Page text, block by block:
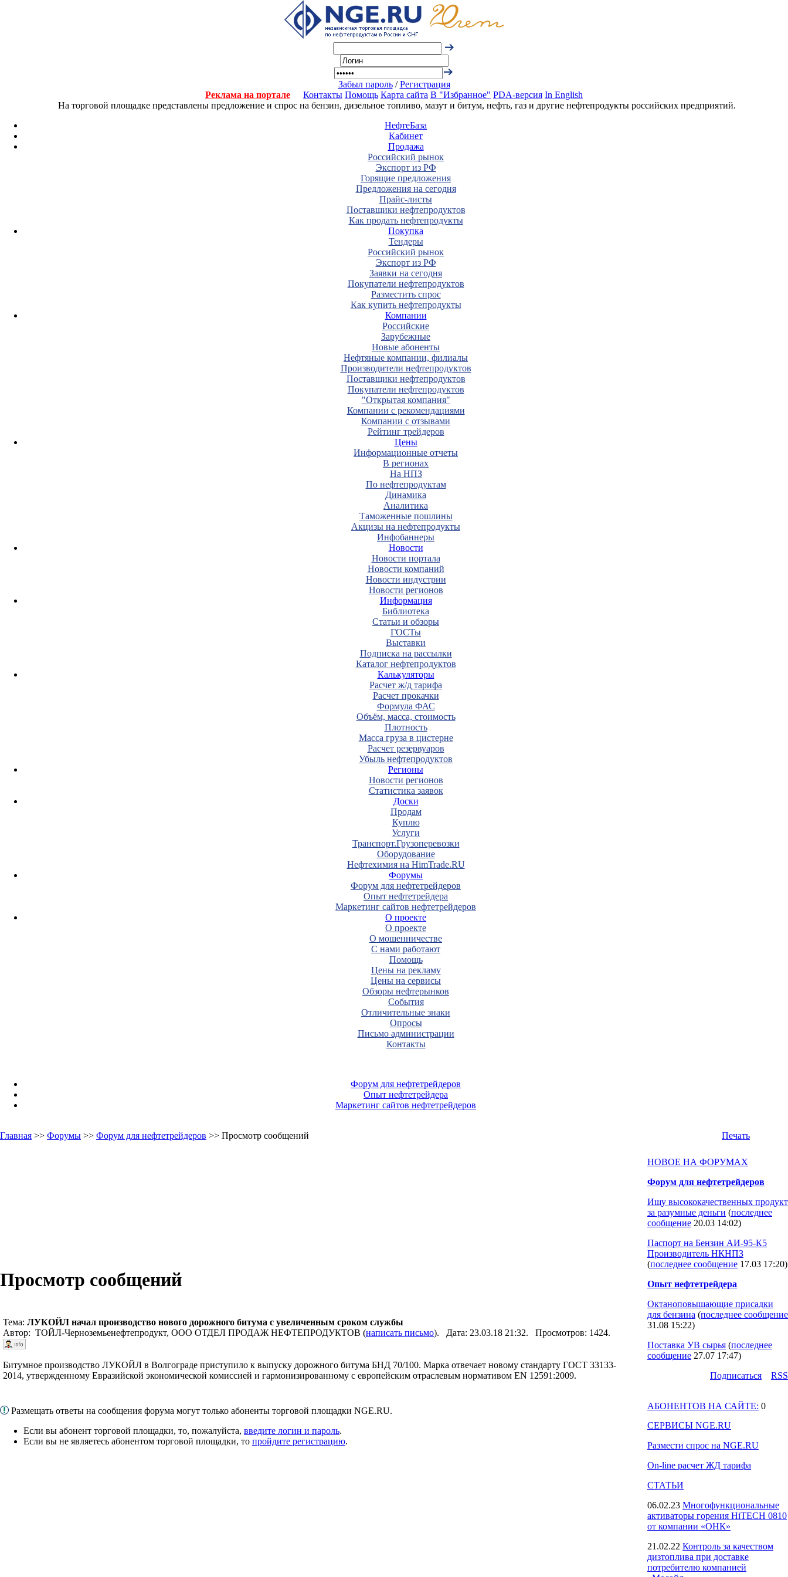
Забыл пароль/Регистрация
Реклама на портале
Контакты Помощь Карта сайта В "Избранное" PDA-версия In English
На торговой площадке представлены предложение и спрос на бензин, дизельное топливо, мазут и битум, нефть, газ и другие нефтепродукты российских предприятий.
НефтеБаза
Кабинет
Продажа
Российский рынок
Экспорт из РФ
Горящие предложения
Предложения на сегодня
Прайс-листы
Поставщики нефтепродуктов
Как продать нефтепродукты
Покупка
Тендеры
Российский рынок
Экспорт из РФ
Заявки на сегодня
Покупатели нефтепродуктов
Разместить спрос
Как купить нефтепродукты
Компании
Российские
Зарубежные
Новые абоненты
Нефтяные компании, филиалы
Производители нефтепродуктов
Поставщики нефтепродуктов
Покупатели нефтепродуктов
"Открытая компания"
Компании с рекомендациями
Компании с отзывами
Рейтинг трейдеров
Цены
Информационные отчеты
В регионах
На НПЗ
По нефтепродуктам
Динамика
Аналитика
Таможенные пошлины
Акцизы на нефтепродукты
Инфобаннеры
Новости
Новости портала
Новости компаний
Новости индустрии
Новости регионов
Информация
Библиотека
Статьи и обзоры
ГОСТы
Выставки
Подписка на рассылки
Каталог нефтепродуктов
Калькуляторы
Расчет ж/д тарифа
Расчет прокачки
Формула ФАС
Объём, масса, стоимость
Плотность
Масса груза в цистерне
Расчет резервуаров
Убыль нефтепродуктов
Регионы
Новости регионов
Статистика заявок
Доски
Продам
Куплю
Услуги
Транспорт.Грузоперевозки
Оборудование
Нефтехимия на HimTrade.RU
Форумы
Форум для нефтетрейдеров
Опыт нефтетрейдера
Маркетинг сайтов нефтетрейдеров
О проекте
О проекте
О мошенничестве
С нами работают
Помощь
Цены на рекламу
Цены на сервисы
Обзоры нефтерынков
События
Отличительные знаки
Опросы
Письмо администрации
Контакты
Форум для нефтетрейдеров
Опыт нефтетрейдера
Маркетинг сайтов нефтетрейдеров
Главная >> Форумы >> Форум для нефтетрейдеров >> Просмотр сообщений Печать
Просмотр сообщений
Тема: ЛУКОЙЛ начал производство нового дорожного битума с увеличенным сроком службы
Автор: ТОЙЛ-Черноземьенефтепродукт, ООО ОТДЕЛ ПРОДАЖ НЕФТЕПРОДУКТОВ (написать письмо). Дата: 23.03.18 21:32. Просмотров: 1424.
Битумное производство ЛУКОЙЛ в Волгограде приступило к выпуску дорожного битума БНД 70/100. Марка отвечает новому стандарту ГОСТ 33133-
2014, утвержденному Евразийской экономической комиссией и гармонизированному с европейским отраслевым нормативом EN 12591:2009.
Размещать ответы на сообщения форума могут только абоненты торговой площадки NGE.RU.
Если вы абонент торговой площадки, то, пожалуйста, введите логин и пароль.
Если вы не являетесь абонентом торговой площадки, то пройдите регистрацию.
НОВОЕ НА ФОРУМАХ
Форум для нефтетрейдеров
Ищу высококачественных продукт
за разумные деньги (последнее
сообщение 20.03 14:02)
Паспорт на Бензин АИ-95-К5
Производитель НКНПЗ
(последнее сообщение 17.03 17:20)
Опыт нефтетрейдера
Октаноповышающие присадки
для бензина (последнее сообщение
31.08 15:22)
Поставка УВ сырья (последнее
сообщение 27.07 17:47)
Подпиcаться
RSS
АБОНЕНТОВ НА САЙТЕ: 0
СЕРВИСЫ NGE.RU
Размести спрос на NGE.RU
On-line расчет ЖД тарифа
СТАТЬИ
06.02.23 Многофункциональные
активаторы горения HiTECH 0810
от компании «ОНК»
21.02.22 Контроль за качеством
дизтоплива при доставке
потребителю компанией